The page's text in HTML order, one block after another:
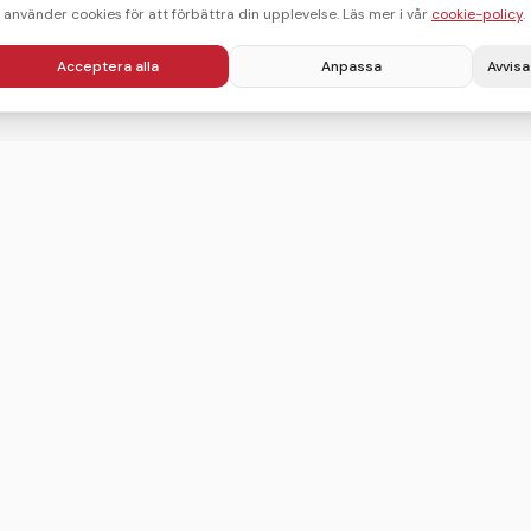
använder cookies för att förbättra din upplevelse. Läs mer i vår cookie-policy.
Acceptera alla Anpassa Avvisa